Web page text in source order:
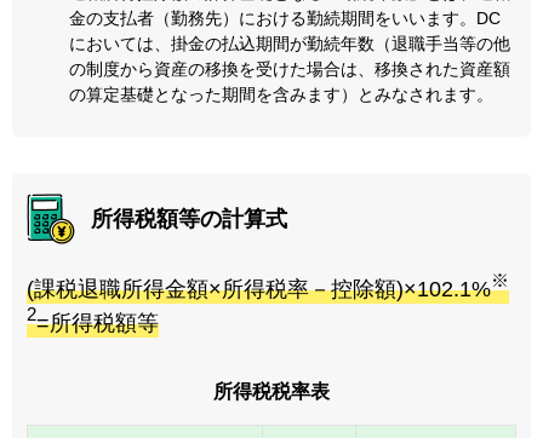
金の支払者（勤務先）における勤続期間をいいます。DC
においては、掛金の払込期間が勤続年数（退職手当等の他
の制度から資産の移換を受けた場合は、移換された資産額
の算定基礎となった期間を含みます）とみなされます。
所得税額等の計算式
(課税退職所得金額×所得税率－控除額)×102.1%※
2=所得税額等
所得税税率表